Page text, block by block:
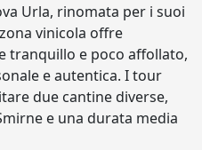
Urla, rinomata per i suoi
vinicola offre
tranquillo e poco affollato,
e autentica. I tour
due cantine diverse,
e una durata media